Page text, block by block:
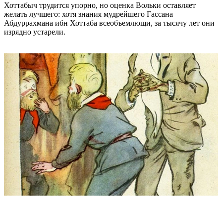
Хоттабыч трудится упорно, но оценка Вольки оставляет
желать лучшего: хотя знания мудрейшего Гассана
Абдуррахмана ибн Хоттаба всеобъемлющи, за тысячу лет они
изрядно устарели.